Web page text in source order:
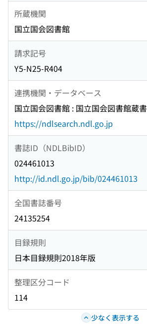
所蔵機関
国立国会図書館
請求記号
Y5-N25-R404
連携機関・データベース
国立国会図書館 : 国立国会図書館蔵書
https://ndlsearch.ndl.go.jp
書誌ID（NDLBibID）
024461013
http://id.ndl.go.jp/bib/024461013
全国書誌番号
24135254
目録規則
日本目録規則2018年版
整理区分コード
114
少なく表示する